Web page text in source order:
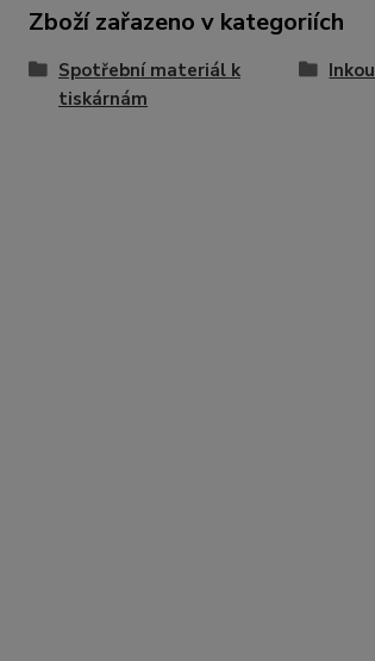
Zboží zařazeno v kategoriích
Spotřební materiál k
tiskárnám